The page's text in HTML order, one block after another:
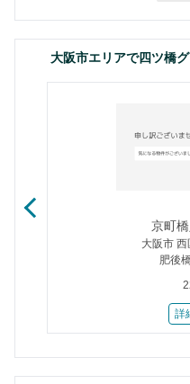
大阪市エリアで四ツ橋
京町
大阪市 西
肥後
詳